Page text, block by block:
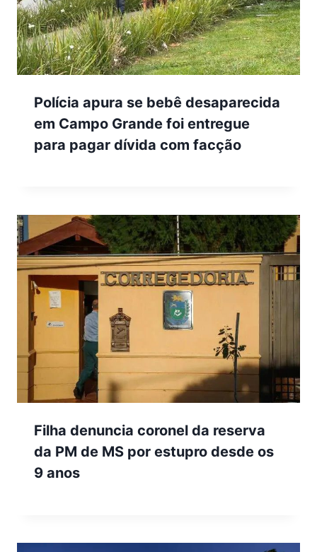
Polícia apura se bebê desaparecida
em Campo Grande foi entregue
para pagar dívida com facção
Filha denuncia coronel da reserva
da PM de MS por estupro desde os
9 anos